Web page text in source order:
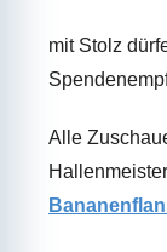
mit Stolz
Alle